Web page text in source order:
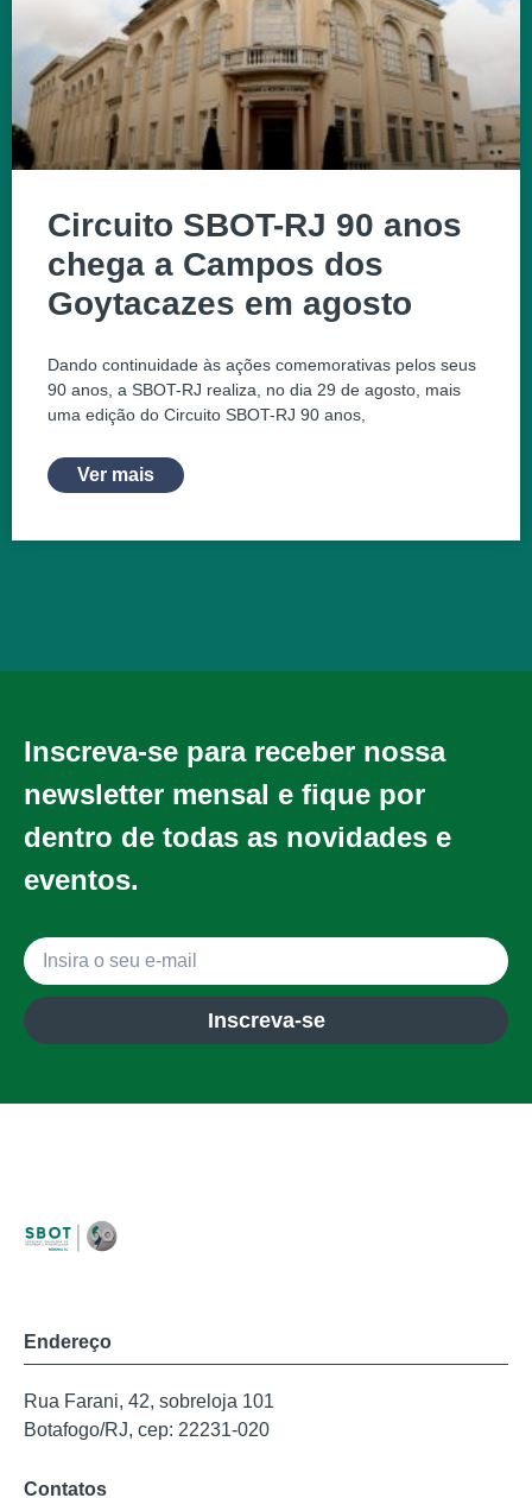
Circuito SBOT-RJ 90 anos
chega a Campos dos
Goytacazes em agosto
Dando continuidade às ações comemorativas pelos seus
90 anos, a SBOT-RJ realiza, no dia 29 de agosto, mais
uma edição do Circuito SBOT-RJ 90 anos,
Ver mais
Inscreva-se para receber nossa
newsletter mensal e fique por
dentro de todas as novidades e
eventos.
Inscreva-se
Endereço
Rua Farani, 42, sobreloja 101
Botafogo/RJ, cep: 22231-020
Contatos